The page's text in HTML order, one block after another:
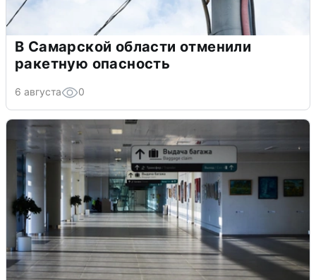
В Самарской области отменили
ракетную опасность
6 августа 0